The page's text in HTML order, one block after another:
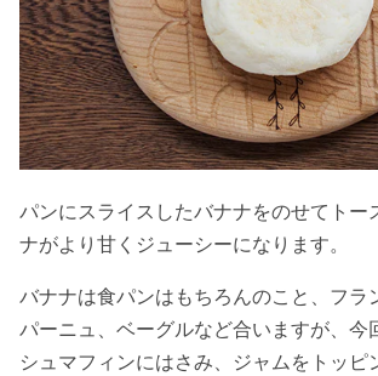
パンにスライスしたバナナをのせてトー
ナがより甘くジューシーになります。
バナナは食パンはもちろんのこと、フラ
パーニュ、ベーグルなど合いますが、今
シュマフィンにはさみ、ジャムをトッピ